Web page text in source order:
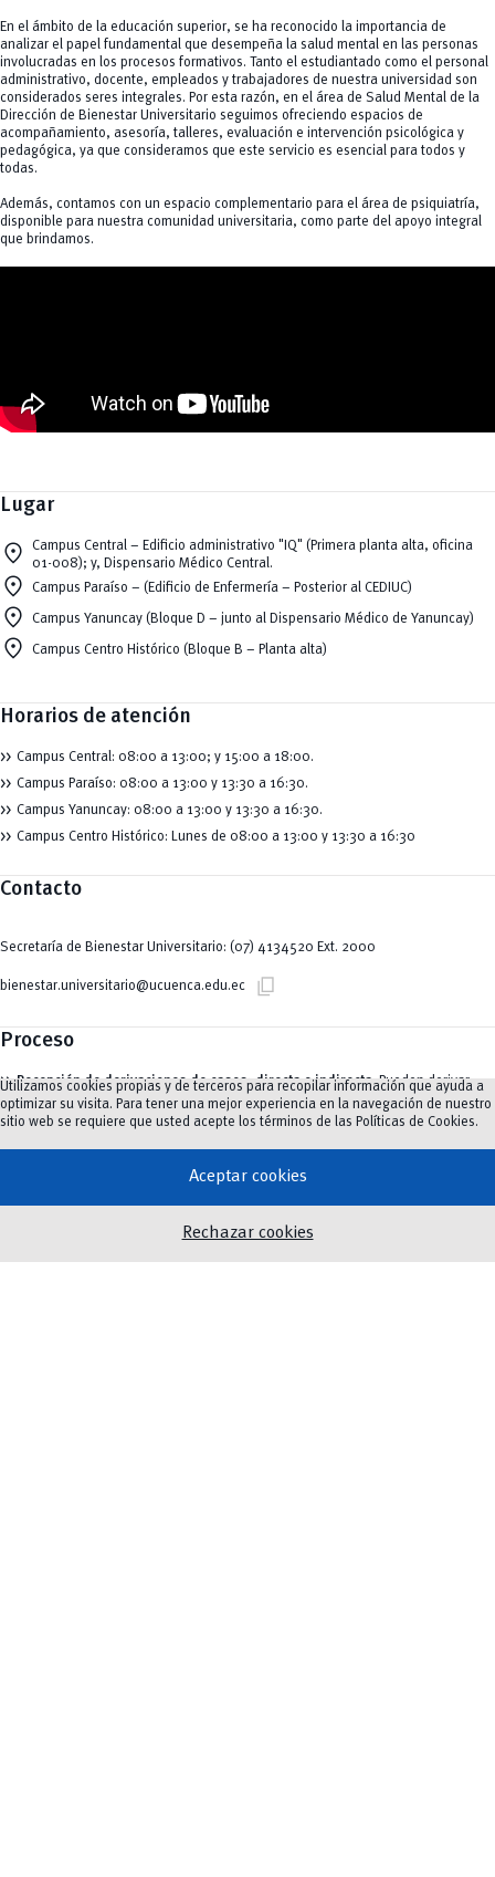
Equipo
Becas
add
Becas por condición socioeconómica y para estudiantes con discapacidad
Becas por mérito deportivo
Becas por mérito cultural y artístico
Becas por excelencia académica.
Becas para actividades académicas
Ayudas económicas
La U te Cuida
add
Comisión Piscopedagógica
Prevención
Servicios
add
Atención psicológica y psicopedagógica
Atención de Trabajo Social
Kindercampus
Lactarios
Defensoría estudiantil
remove
Protocolo especial en casos de violencia
remove
Bolsa de Vivienda
remove
Actividad Física y Deporte
add
Clubes
Eventos
vertical_align_bottom
vertical_align_bottom
En el ámbito de la educación superior, se ha reconocido la importancia de
analizar el papel fundamental que desempeña la salud mental en las personas
involucradas en los procesos formativos. Tanto el estudiantado como el personal
administrativo, docente, empleados y trabajadores de nuestra universidad son
considerados seres integrales. Por esta razón, en el área de Salud Mental de la
Dirección de Bienestar Universitario seguimos ofreciendo espacios de
acompañamiento, asesoría, talleres, evaluación e intervención psicológica y
pedagógica, ya que consideramos que este servicio es esencial para todos y
todas.
Además, contamos con un espacio complementario para el área de psiquiatría,
disponible para nuestra comunidad universitaria, como parte del apoyo integral
que brindamos.
Lugar
location_on
Campus Central – Edificio administrativo "IQ" (Primera planta alta, oficina
01-008); y, Dispensario Médico Central.
location_on Campus Paraíso – (Edificio de Enfermería – Posterior al CEDIUC)
location_on Campus Yanuncay (Bloque D – junto al Dispensario Médico de Yanuncay)
location_on Campus Centro Histórico (Bloque B – Planta alta)
Horarios de atención
Campus Central: 08:00 a 13:00; y 15:00 a 18:00.
Campus Paraíso: 08:00 a 13:00 y 13:30 a 16:30.
Campus Yanuncay: 08:00 a 13:00 y 13:30 a 16:30.
Campus Centro Histórico: Lunes de 08:00 a 13:00 y 13:30 a 16:30
Contacto
Secretaría de Bienestar Universitario: (07) 4134520 Ext. 2000
bienestar.universitario@ucuenca.edu.ec content_copy
Proceso
Recepción de derivaciones de casos: directa o indirecta.Pueden derivar
casos al área de Salud Mental las siguientes instancias: Decanato,
Vicedecanato, Docentes, Coordinadores de Bienestar Universitario, Dirección
de Carrera, Comisión de Género, entre otros.
trabajadores pueden acercarse directamente a las dependencias de los
Utilizamos cookies propias y de terceros para recopilar información que ayuda a
optimizar su visita. Para tener una mejor experiencia en la navegación de nuestro
sitio web se requiere que usted acepte los términos de las Políticas de Cookies.
Aceptar cookies
Rechazar cookies